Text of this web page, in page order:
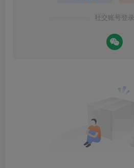
社交账号登录